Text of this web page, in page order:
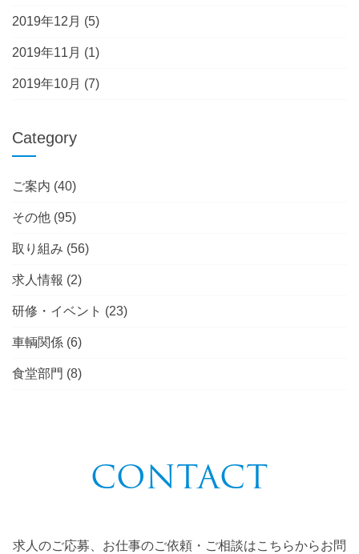
2019年12月 (5)
2019年11月 (1)
2019年10月 (7)
Category
ご案内 (40)
その他 (95)
取り組み (56)
求人情報 (2)
研修・イベント (23)
車輌関係 (6)
食堂部門 (8)
CONTACT
求人のご応募、お仕事のご依頼・ご相談はこちらからお問